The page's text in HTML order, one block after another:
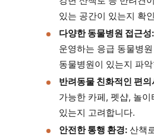
있는 공간이 있는지 확
다양한 동물병원 접근성:
운영하는 응급 동물병
동물병원이 있는지 파
반려동물 친화적인 편
가능한 카페, 펫샵, 놀
있는지 고려합니다.
안전한 통행 환경: 산책